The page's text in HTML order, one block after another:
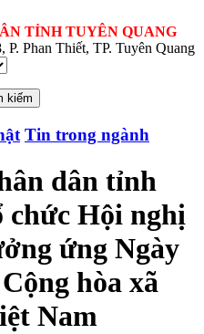
TỈNH TUYÊN QUANG
Phan Thiết, TP. Tuyên Quang
Tin trong ngành
dân tỉnh
chức Hội nghị
ứng Ngày
hòa xã
Nam